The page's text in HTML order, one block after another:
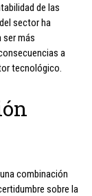
de las
sector ha
ser más
a
tecnológico.
combinación
sobre la